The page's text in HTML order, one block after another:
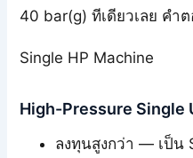
40 bar(g) ทีเดียวเลย คำ
Single HP Machine
High-Pressure Single
ลงทุนสูงกว่า — เป็น